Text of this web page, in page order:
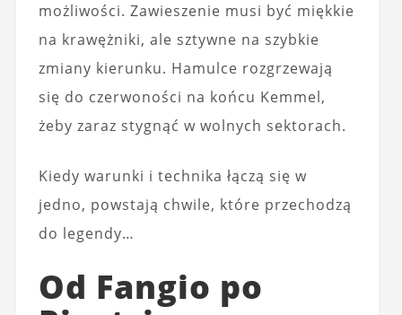
możliwości. Zawieszenie musi być miękkie
na krawężniki, ale sztywne na szybkie
zmiany kierunku. Hamulce rozgrzewają
się do czerwoności na końcu Kemmel,
żeby zaraz stygnąć w wolnych sektorach.
Kiedy warunki i technika łączą się w
jedno, powstają chwile, które przechodzą
do legendy…
Od Fangio po